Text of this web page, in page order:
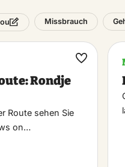
Missbrauch
Rondje
Route sehen Sie
on…
Maak